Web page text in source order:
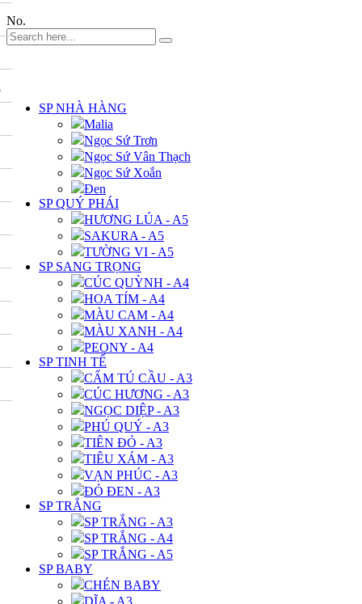
No.
SP NHÀ HÀNG
Malia
Ngọc Sứ Trơn
Ngọc Sứ Vân Thạch
Ngọc Sứ Xoắn
Đen
SP QUÝ PHÁI
HƯƠNG LÚA - A5
SAKURA - A5
TƯỜNG VI - A5
SP SANG TRỌNG
CÚC QUỲNH - A4
HOA TÍM - A4
MÀU CAM - A4
MÀU XANH - A4
PEONY - A4
SP TINH TẾ
CẨM TÚ CẦU - A3
CÚC HƯƠNG - A3
NGỌC DIỆP - A3
PHÚ QUÝ - A3
TIÊN ĐỎ - A3
TIÊU XÁM - A3
VẠN PHÚC - A3
ĐỎ ĐEN - A3
SP TRẮNG
SP TRẮNG - A3
SP TRẮNG - A4
SP TRẮNG - A5
SP BABY
CHÉN BABY